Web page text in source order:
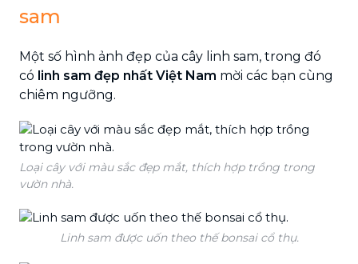
sam
Một số hình ảnh đẹp của cây linh sam, trong đó
có linh sam đẹp nhất Việt Nam mời các bạn cùng
chiêm ngưỡng.
Loại cây với màu sắc đẹp mắt, thích hợp trồng trong
vườn nhà.
Linh sam được uốn theo thế bonsai cổ thụ.